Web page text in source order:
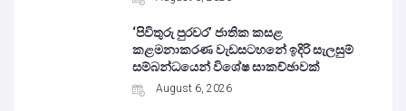
‘පිවිතුරු පුරවර’ ජාතික කසළ
කළමනාකරණ වැඩසටහනේ ඉදිරි සැලසුම්
සම්බන්ධයෙන් විශේෂ සාකච්ඡාවක්
August 6, 2026